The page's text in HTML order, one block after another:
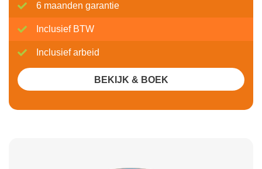
6 maanden garantie
Inclusief BTW
Inclusief arbeid
BEKIJK & BOEK